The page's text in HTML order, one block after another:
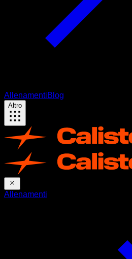
AllenamentiBlog
Altro
Allenamenti